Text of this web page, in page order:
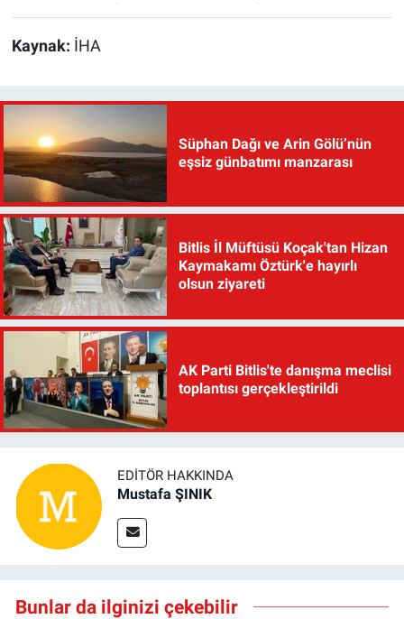
Kaynak: İHA
Süphan Dağı ve Arin Gölü’nün
eşsiz günbatımı manzarası
Bitlis İl Müftüsü Koçak'tan Hizan
Kaymakamı Öztürk'e hayırlı
olsun ziyareti
AK Parti Bitlis'te danışma meclisi
toplantısı gerçekleştirildi
EDITÖR HAKKINDA
Mustafa ŞINIK
Bunlar da ilginizi çekebilir